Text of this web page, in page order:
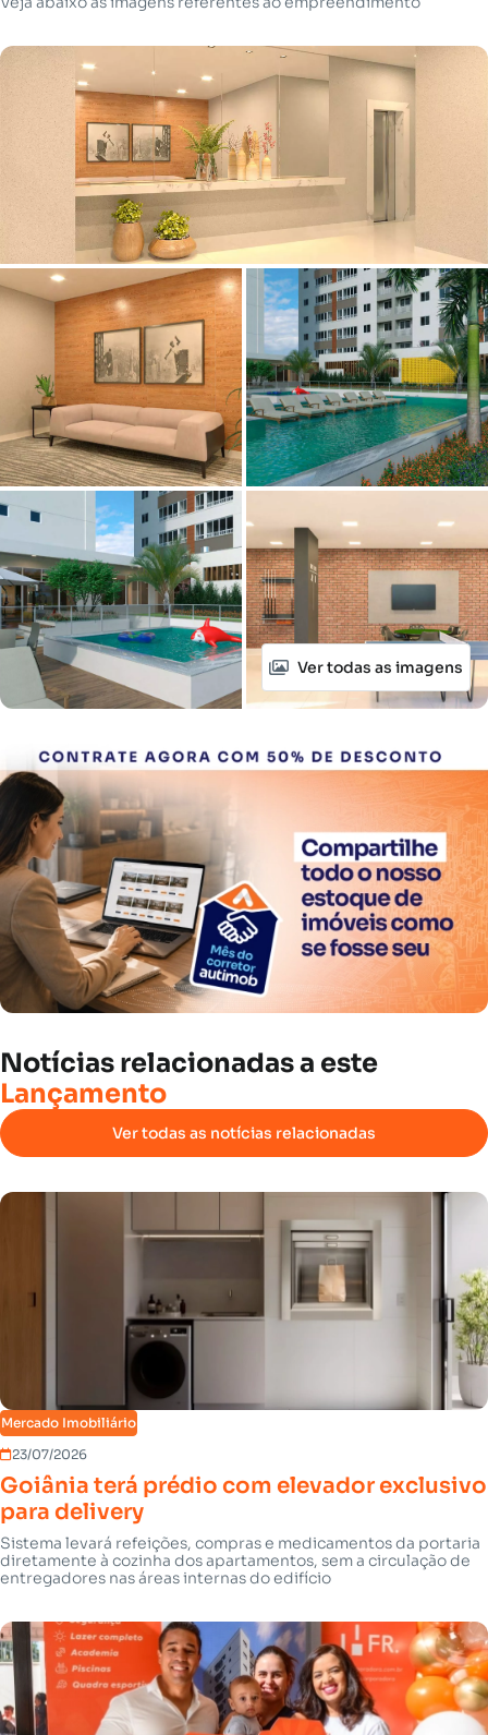
Ver todas as imagens
Notícias relacionadasa este
Lançamento
Ver todas as notícias relacionadas
Mercado Imobiliário
23/07/2026
Goiânia terá prédio com elevador exclusivo
para delivery
Sistema levará refeições, compras e medicamentos da portaria
diretamente à cozinha dos apartamentos, sem a circulação de
entregadores nas áreas internas do edifício